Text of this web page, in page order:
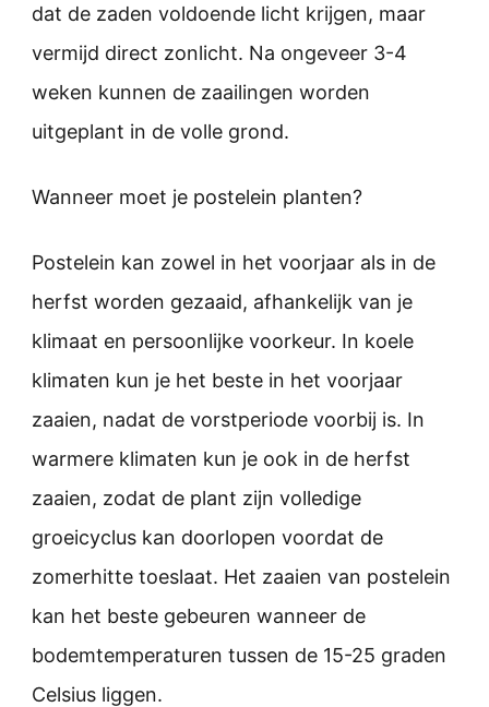
dat de zaden voldoende licht krijgen, maar
vermijd direct zonlicht. Na ongeveer 3-4
weken kunnen de zaailingen worden
uitgeplant in de volle grond.
Wanneer moet je postelein planten?
Postelein kan zowel in het voorjaar als in de
herfst worden gezaaid, afhankelijk van je
klimaat en persoonlijke voorkeur. In koele
klimaten kun je het beste in het voorjaar
zaaien, nadat de vorstperiode voorbij is. In
warmere klimaten kun je ook in de herfst
zaaien, zodat de plant zijn volledige
groeicyclus kan doorlopen voordat de
zomerhitte toeslaat. Het zaaien van postelein
kan het beste gebeuren wanneer de
bodemtemperaturen tussen de 15-25 graden
Celsius liggen.